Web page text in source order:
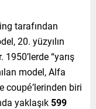
tarafından
20. yüzyılın
“yarış
model, Alfa
coupé’lerinden biri
yaklaşık 599